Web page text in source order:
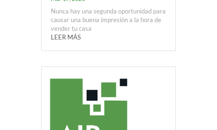
Nunca hay una segunda oportunidad para
causar una buena impresión a la hora de
vender tu casa
LEER MÁS